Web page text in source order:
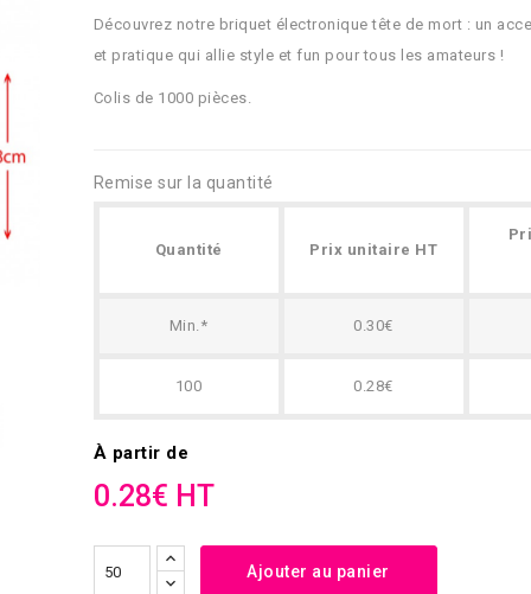
Découvrez notre briquet électronique tête de mort : un
et pratique qui allie style et fun pour tous les amateurs !
Colis de 1000 pièces.
Remise sur la quantité
Quantité Prix unitaire HT
Min.* 0.30€
100 0.28€
À partir de
0.28€ HT
Ajouter au panier